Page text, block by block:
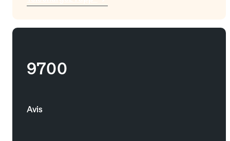
9700
Avis